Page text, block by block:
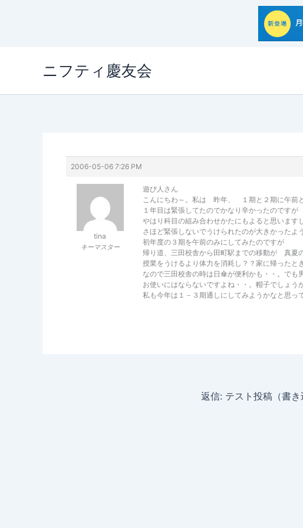
ニフティ慶友会
2006-05-06 7:26 PM
tina
キーマスター
遊び人さん
こんにちわ～。私は 昨年、 １期と２期に午前と
１年目は緊張してたのでかなり辛かったのです
やはり科目の組み合わせかたにもよると思います
さほど緊張しないでうけられたのが大きかったよ
初年度の３期を午前のみにしてみたのですが
帰り道、三田校舎から田町駅までの移動が 真夏
授業をうけるより体力を消耗し？？家に帰ったと
なので三田校舎の時は日傘が便利かも・・。でも
お使いにはならないですよね・・。帽子でしょう
私も今年は１－３期通しにしてみようかなと思っ
返信: テスト投稿（書き